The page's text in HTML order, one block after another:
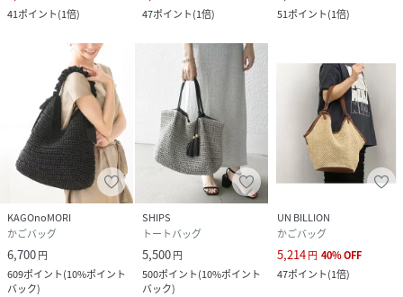
41ポイント(1倍)
47ポイント(1倍)
51ポイント(1倍)
KAGOnoMORI
かごバッグ
6,700円
609ポイント(10%ポイント
バック)
SHIPS
トートバッグ
5,500円
500ポイント(10%ポイント
バック)
UN BILLION
かごバッグ
5,214円 40%OFF
47ポイント(1倍)